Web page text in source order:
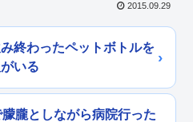
2015.09.29
終わったペットボトルを
いる
朧としながら病院行った